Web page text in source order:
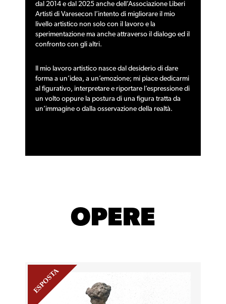
dal 2014 e dal 2025 anche dell’Associazione Liberi
Artisti di Varesecon l’intento di migliorare il mio
livello artistico non solo con il lavoro e la
sperimentazione ma anche attraverso il dialogo ed il
confronto con gli altri.
Il mio lavoro artistico nasce dal desiderio di dare
forma a un’idea, a un’emozione; mi piace dedicarmi
al figurativo, interpretare e riportare l’espressione di
un volto oppure la postura di una figura tratta da
un’immagine o dalla osservazione della realtà.
OPERE